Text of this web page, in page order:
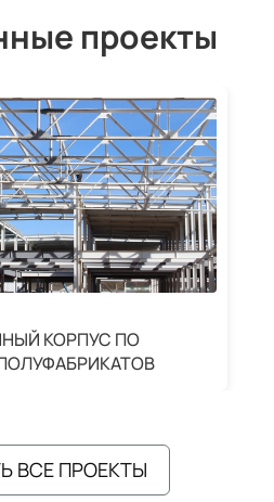
проекты
КОРПУС ПО
ВСЕ ПРОЕКТЫ